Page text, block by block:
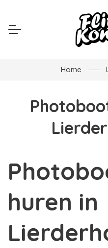
Home
huren in